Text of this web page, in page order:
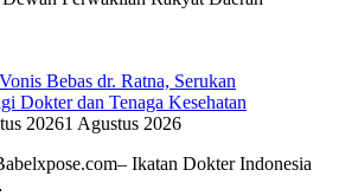
Bebas dr. Ratna, Serukan
Dokter dan Tenaga Kesehatan
20261 Agustus 2026
Ikatan Dokter Indonesia